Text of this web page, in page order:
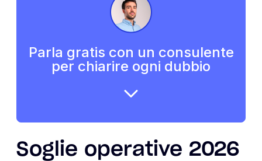
Parla gratis con un consulente
per chiarire ogni dubbio
Soglie operative 2026